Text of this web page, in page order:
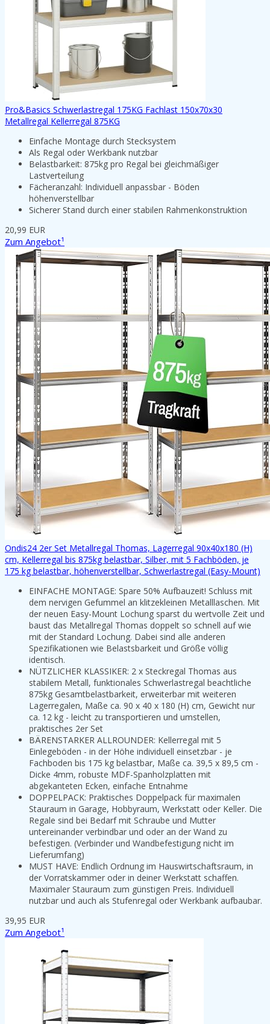
Pro&Basics Schwerlastregal 175KG Fachlast 150x70x30
Metallregal Kellerregal 875KG
Einfache Montage durch Stecksystem
Als Regal oder Werkbank nutzbar
Belastbarkeit: 875kg pro Regal bei gleichmäßiger
Lastverteilung
Fächeranzahl: Individuell anpassbar - Böden
höhenverstellbar
Sicherer Stand durch einer stabilen Rahmenkonstruktion
20,99 EUR
Zum Angebot¹
Ondis24 2er Set Metallregal Thomas, Lagerregal 90x40x180 (H)
cm, Kellerregal bis 875kg belastbar, Silber, mit 5 Fachböden, je
175 kg belastbar, höhenverstellbar, Schwerlastregal (Easy-Mount)
EINFACHE MONTAGE: Spare 50% Aufbauzeit! Schluss mit
dem nervigen Gefummel an klitzekleinen Metalllaschen. Mit
der neuen Easy-Mount Lochung sparst du wertvolle Zeit und
baust das Metallregal Thomas doppelt so schnell auf wie
mit der Standard Lochung. Dabei sind alle anderen
Spezifikationen wie Belastsbarkeit und Größe völlig
identisch.
NÜTZLICHER KLASSIKER: 2 x Steckregal Thomas aus
stabilem Metall, funktionales Schwerlastregal beachtliche
875kg Gesamtbelastbarkeit, erweiterbar mit weiteren
Lagerregalen, Maße ca. 90 x 40 x 180 (H) cm, Gewicht nur
ca. 12 kg - leicht zu transportieren und umstellen,
praktisches 2er Set
BÄRENSTARKER ALLROUNDER: Kellerregal mit 5
Einlegeböden - in der Höhe individuell einsetzbar - je
Fachboden bis 175 kg belastbar, Maße ca. 39,5 x 89,5 cm -
Dicke 4mm, robuste MDF-Spanholzplatten mit
abgekanteten Ecken, einfache Entnahme
DOPPELPACK: Praktisches Doppelpack für maximalen
Stauraum in Garage, Hobbyraum, Werkstatt oder Keller. Die
Regale sind bei Bedarf mit Schraube und Mutter
untereinander verbindbar und oder an der Wand zu
befestigen. (Verbinder und Wandbefestigung nicht im
Lieferumfang)
MUST HAVE: Endlich Ordnung im Hauswirtschaftsraum, in
der Vorratskammer oder in deiner Werkstatt schaffen.
Maximaler Stauraum zum günstigen Preis. Individuell
nutzbar und auch als Stufenregal oder Werkbank aufbaubar.
39,95 EUR
Zum Angebot¹